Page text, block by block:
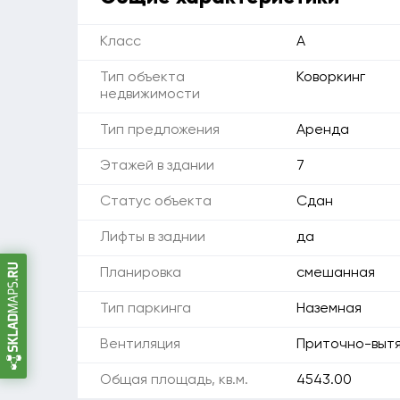
Класс A
Тип объекта
недвижимости
Коворкинг
Тип предложения Аренда
Этажей в здании 7
Статус объекта Сдан
Лифты в заднии да
Планировка смешанная
Тип паркинга Наземная
Вентиляция Приточно-
Общая площадь, кв.м. 4543.00